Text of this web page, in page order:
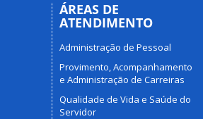
ÁREAS DE
ATENDIMENTO
Administração de Pessoal
Provimento, Acompanhamento
e Administração de Carreiras
Qualidade de Vida e Saúde do
Servidor